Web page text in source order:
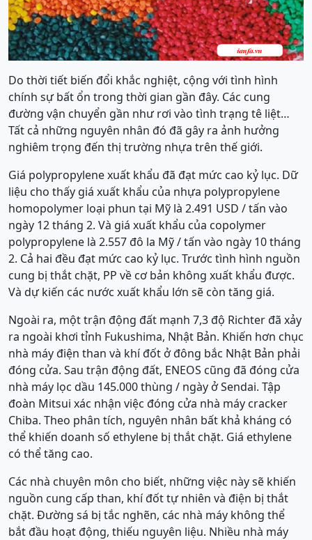
Do thời tiết biến đổi khắc nghiệt, cộng với tình hình
chính sự bất ổn trong thời gian gần đây. Các cung
đường vận chuyển gần như rơi vào tình trạng tê liệt…
Tất cả những nguyên nhân đó đã gây ra ảnh hưởng
nghiêm trọng đến thị trường nhựa trên thế giới.
Giá polypropylene xuất khẩu đã đạt mức cao kỷ lục. Dữ
liệu cho thấy giá xuất khẩu của nhựa polypropylene
homopolymer loại phun tại Mỹ là 2.491 USD / tấn vào
ngày 12 tháng 2. Và giá xuất khẩu của copolymer
polypropylene là 2.557 đô la Mỹ / tấn vào ngày 10 tháng
2. Cả hai đều đạt mức cao kỷ lục. Trước tình hình nguồn
cung bị thắt chặt, PP về cơ bản không xuất khẩu được.
Và dự kiến ​​các nước xuất khẩu lớn sẽ còn tăng giá.
Ngoài ra, một trận động đất mạnh 7,3 độ Richter đã xảy
ra ngoài khơi tỉnh Fukushima, Nhật Bản. Khiến hơn chục
nhà máy điện than và khí đốt ở đông bắc Nhật Bản phải
đóng cửa. Sau trận động đất, ENEOS cũng đã đóng cửa
nhà máy lọc dầu 145.000 thùng / ngày ở Sendai. Tập
đoàn Mitsui xác nhận việc đóng cửa nhà máy cracker
Chiba. Theo phân tích, nguyên nhân bất khả kháng có
thể khiến doanh số ethylene bị thắt chặt. Giá ethylene
có thể tăng cao.
Các nhà chuyên môn cho biết, những việc này sẽ khiến
nguồn cung cấp than, khí đốt tự nhiên và điện bị thắt
chặt. Đường sá bị tắc nghẽn, các nhà máy không thể
bắt đầu hoạt động, thiếu nguyên liệu. Nhiều nhà máy